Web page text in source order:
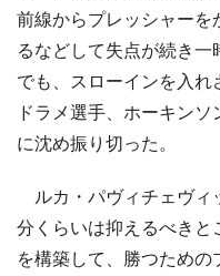
前線からプレッシャーを
るなどして失点が続き
でも、スローインを入
ドラメ選手、ホーキン
に沈め振り切った。
ルカ・パヴィチェヴィ
分くらいは抑えるべきと
を構築して、勝つため